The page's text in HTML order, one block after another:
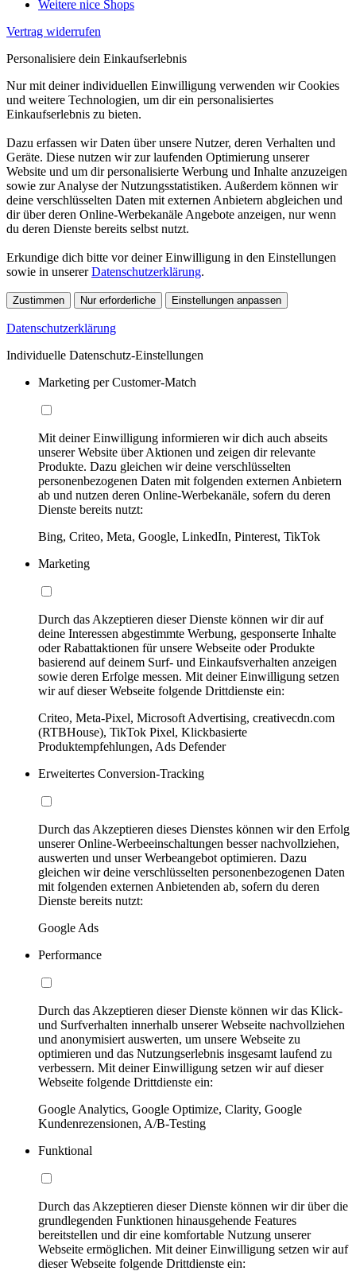
Weitere nice Shops
Vertrag widerrufen
Personalisiere dein Einkaufserlebnis
Nur mit deiner individuellen Einwilligung verwenden wir Cookies
und weitere Technologien, um dir ein personalisiertes
Einkaufserlebnis zu bieten.
Dazu erfassen wir Daten über unsere Nutzer, deren Verhalten und
Geräte. Diese nutzen wir zur laufenden Optimierung unserer
Website und um dir personalisierte Werbung und Inhalte anzuzeigen
sowie zur Analyse der Nutzungsstatistiken. Außerdem können wir
deine verschlüsselten Daten mit externen Anbietern abgleichen und
dir über deren Online-Werbekanäle Angebote anzeigen, nur wenn
du deren Dienste bereits selbst nutzt.
Erkundige dich bitte vor deiner Einwilligung in den Einstellungen
sowie in unsererDatenschutzerklärung.
Zustimmen Nur erforderliche Einstellungen anpassen
Datenschutzerklärung
Individuelle Datenschutz-Einstellungen
Marketing per Customer-Match
Mit deiner Einwilligung informieren wir dich auch abseits
unserer Website über Aktionen und zeigen dir relevante
Produkte. Dazu gleichen wir deine verschlüsselten
personenbezogenen Daten mit folgenden externen Anbietern
ab und nutzen deren Online-Werbekanäle, sofern du deren
Dienste bereits nutzt:
Bing, Criteo, Meta, Google, LinkedIn, Pinterest, TikTok
Marketing
Durch das Akzeptieren dieser Dienste können wir dir auf
deine Interessen abgestimmte Werbung, gesponserte Inhalte
oder Rabattaktionen für unsere Webseite oder Produkte
basierend auf deinem Surf- und Einkaufsverhalten anzeigen
sowie deren Erfolge messen. Mit deiner Einwilligung setzen
wir auf dieser Webseite folgende Drittdienste ein:
Criteo, Meta-Pixel, Microsoft Advertising, creativecdn.com
(RTBHouse), TikTok Pixel, Klickbasierte
Produktempfehlungen, Ads Defender
Erweitertes Conversion-Tracking
Durch das Akzeptieren dieses Dienstes können wir den Erfolg
unserer Online-Werbeeinschaltungen besser nachvollziehen,
auswerten und unser Werbeangebot optimieren. Dazu
gleichen wir deine verschlüsselten personenbezogenen Daten
mit folgenden externen Anbietenden ab, sofern du deren
Dienste bereits nutzt:
Google Ads
Performance
Durch das Akzeptieren dieser Dienste können wir das Klick-
und Surfverhalten innerhalb unserer Webseite nachvollziehen
und anonymisiert auswerten, um unsere Webseite zu
optimieren und das Nutzungserlebnis insgesamt laufend zu
verbessern. Mit deiner Einwilligung setzen wir auf dieser
Webseite folgende Drittdienste ein:
Google Analytics, Google Optimize, Clarity, Google
Kundenrezensionen, A/B-Testing
Funktional
Durch das Akzeptieren dieser Dienste können wir dir über die
grundlegenden Funktionen hinausgehende Features
bereitstellen und dir eine komfortable Nutzung unserer
Webseite ermöglichen. Mit deiner Einwilligung setzen wir auf
dieser Webseite folgende Drittdienste ein: